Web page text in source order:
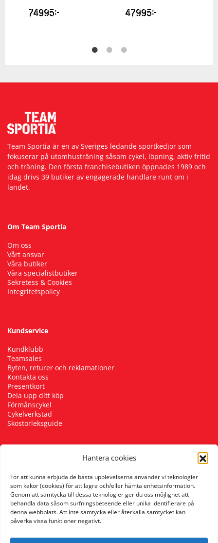
Hantera cookies
För att kunna erbjuda de bästa upplevelserna använder vi teknologier
som kakor (cookies) för att lagra och/eller hämta enhetsinformation.
Genom att samtycka till dessa teknologier ger du oss möjlighet att
behandla data såsom surfningsbeteende eller unika identifierare på
denna webbplats. Att inte samtycka eller återkalla samtycket kan
påverka vissa funktioner negativt.
74995kr 47995kr
Team Sportia är en av Sveriges ledande sportkedjor som
fokuserar på utomhusträning såsom cykel, löpning, aktiv fritid
och träning. Den första franchisebutiken öppnades 1989 och
idag drivs 39 butiker av engagerade handlare runt om i
landet.
Om Team Sportia
Om oss
Vårt ansvar
Våra butiker
Våra specialistbutiker
Sekretess & Cookies
Integritetspolicy
Kundservice
Kundklubb
Teamsales
Byten, returer och reklamationer
Kontakta oss
Presentkort
Dela upp ditt köp
Förmånscykel
Cykelverkstad
Skostorleksguide